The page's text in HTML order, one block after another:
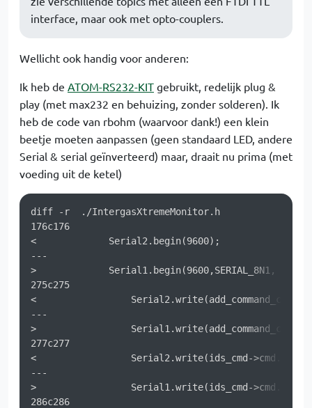
interface, maar ook met opto-couplers.
Wellicht ook handig voor anderen:
Ik heb de ATOM-RS232-KIT gebruikt, redelijk plug &
play (met max232 en behuizing, zonder solderen). Ik
heb de code van rbohm (waarvoor dank!) een klein
beetje moeten aanpassen (geen standaard LED, andere
Serial & serial geïnverteerd) maar, draait nu prima (met
voeding uit de ketel)
diff -r  ./IntergasXtremeMonitor.h
176c176
<             Serial2.begin(9600);
---
>             Serial1.begin(9600,SERIAL_8N1, 22,
275c275
<
---
>
277c277
<                 Serial2.write(ids_cmd-
---
>                 Serial1.write(ids_cmd-
286c286